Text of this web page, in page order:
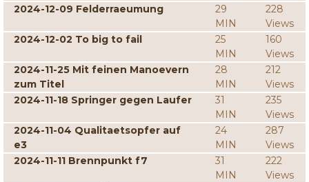
2024-12-09 Felderraeumung
29
MIN
228
Views
2024-12-02 To big to fail
25
MIN
160
Views
2024-11-25 Mit feinen Manoevern
zum Titel
28
MIN
212
Views
2024-11-18 Springer gegen Laufer
31
MIN
235
Views
2024-11-04 Qualitaetsopfer auf
e3
24
MIN
287
Views
2024-11-11 Brennpunkt f7
31
MIN
222
Views